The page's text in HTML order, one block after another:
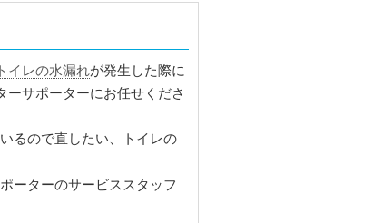
トイレの水漏れが発生した際に
ーサポーターにお任せくださ
るので直したい、トイレの
ーターのサービススタッフ